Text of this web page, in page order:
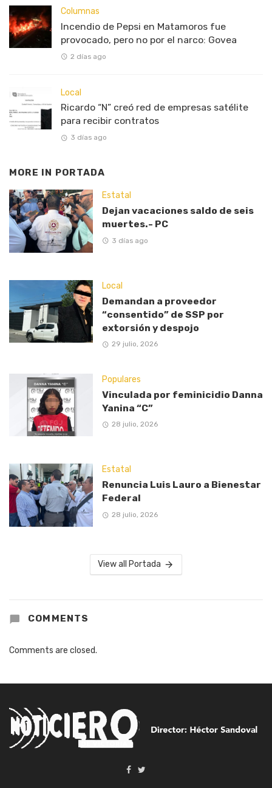
Columnas
Incendio de Pepsi en Matamoros fue
provocado, pero no por el narco: Govea
2 días ago
Local
Ricardo “N” creó red de empresas satélite
para recibir contratos
3 días ago
MORE IN PORTADA
Estatal
Dejan vacaciones saldo de seis
muertes.- PC
3 días ago
Local
Demandan a proveedor
“consentido” de SSP por
extorsión y despojo
29 julio, 2026
Populares
Vinculada por feminicidio Danna
Yanina “C”
28 julio, 2026
Estatal
Renuncia Luis Lauro a Bienestar
Federal
28 julio, 2026
View all Portada
COMMENTS
Comments are closed.